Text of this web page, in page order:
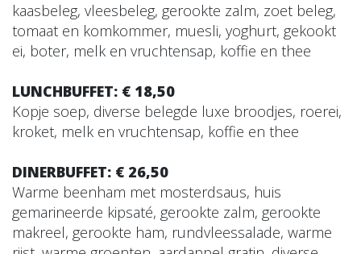
kaasbeleg, vleesbeleg, gerookte zalm, zoet beleg,
tomaat en komkommer, muesli, yoghurt, gekookt
ei, boter, melk en vruchtensap, koffie en thee
LUNCHBUFFET: € 18,50
Kopje soep, diverse belegde luxe broodjes, roerei,
kroket, melk en vruchtensap, koffie en thee
DINERBUFFET: € 26,50
Warme beenham met mosterdsaus, huis
gemarineerde kipsaté, gerookte zalm, gerookte
makreel, gerookte ham, rundvleessalade, warme